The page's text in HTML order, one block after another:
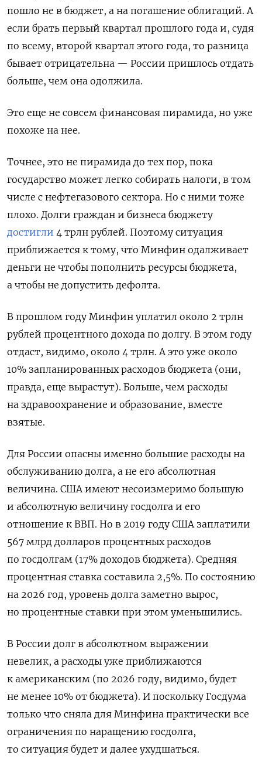
пошло не в бюджет, а на погашение облигаций. А
если брать первый квартал прошлого года и, судя
по всему, второй квартал этого года, то разница
бывает отрицательна — России пришлось отдать
больше, чем она одолжила.
Это еще не совсем финансовая пирамида, но уже
похоже на нее.
Точнее, это не пирамида до тех пор, пока
государство может легко собирать налоги, в том
числе с нефтегазового сектора. Но с ними тоже
плохо. Долги граждан и бизнеса бюджету
достигли 4 трлн рублей. Поэтому ситуация
приближается к тому, что Минфин одалживает
деньги не чтобы пополнить ресурсы бюджета,
а чтобы не допустить дефолта.
В прошлом году Минфин уплатил около 2 трлн
рублей процентного дохода по долгу. В этом году
отдаст, видимо, около 4 трлн. А это уже около
10% запланированных расходов бюджета (они,
правда, еще вырастут). Больше, чем расходы
на здравоохранение и образование, вместе
взятые.
Для России опасны именно большие расходы на
обслуживанию долга, а не его абсолютная
величина. США имеют несоизмеримо большую
и абсолютную величину госдолга и его
отношение к ВВП. Но в 2019 году США заплатили
567 млрд долларов процентных расходов
по госдолгам (17% доходов бюджета). Средняя
процентная ставка составила 2,5%. По состоянию
на 2026 год, уровень долга заметно вырос,
но процентные ставки при этом уменьшились.
В России долг в абсолютном выражении
невелик, а расходы уже приближаются
к американским (по 2026 году, видимо, будет
не менее 10% от бюджета). И поскольку Госдума
только что сняла для Минфина практически все
ограничения по наращению госдолга,
то ситуация будет и далее ухудшаться.